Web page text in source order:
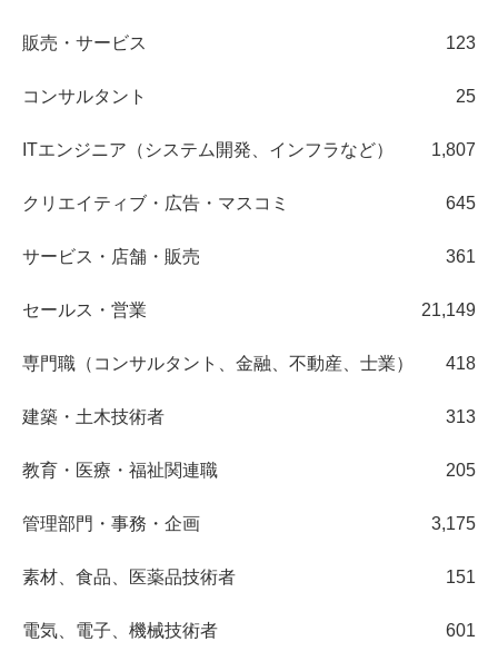
販売・サービス 123
コンサルタント 25
ITエンジニア（システム開発、インフラなど） 1,807
クリエイティブ・広告・マスコミ 645
サービス・店舗・販売 361
セールス・営業 21,149
専門職（コンサルタント、金融、不動産、士業） 418
建築・土木技術者 313
教育・医療・福祉関連職 205
管理部門・事務・企画 3,175
素材、食品、医薬品技術者 151
電気、電子、機械技術者 601